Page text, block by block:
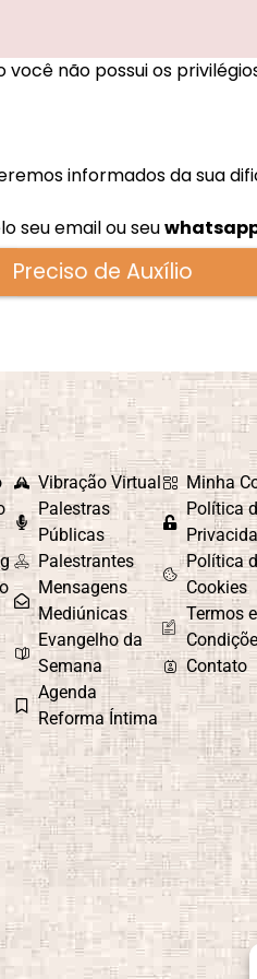
não possui os
informados da sua
seu emailou seu
Preciso de Auxílio
Vibração Virtual
Palestras
Públicas
Palestrantes
Mensagens
Mediúnicas
Evangelho da
Semana
Agenda
Reforma Íntima
Minha
Política
Política
Cookies
Termos e
Contato